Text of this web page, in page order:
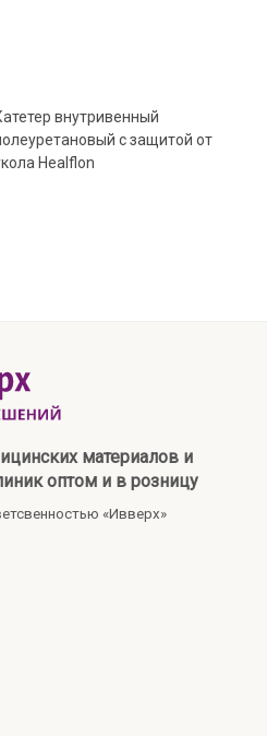
внутривенный
с защитой от
Healflon
материалов и
оптом и в розницу
«Ивверх»